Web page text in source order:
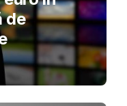
de